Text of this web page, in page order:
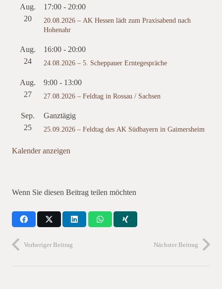
Aug.
20
17:00-20:00
20.08.2026 – AK Hessen lädt zum Praxisabend nach
Hohenahr
Aug.
24
16:00-20:00
24.08.2026 – 5. Scheppauer Erntegespräche
Aug.
27
9:00- 13:00
27.08.2026 – Feldtag in Rossau / Sachsen
Sep.
25
Ganztägig
25.09.2026 – Feldtag des AK Südbayern in Gaimersheim
Kalender anzeigen
Wenn Sie diesen Beitrag teilen möchten
Vorheriger Beitrag Nächster Beitrag